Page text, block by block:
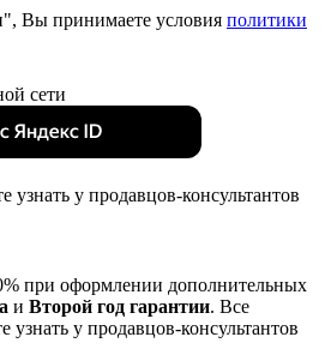
Вы принимаете условия политики
сети
у продавцов-консультантов
при оформлении дополнительных
и Второй год гарантии. Все
у продавцов-консультантов